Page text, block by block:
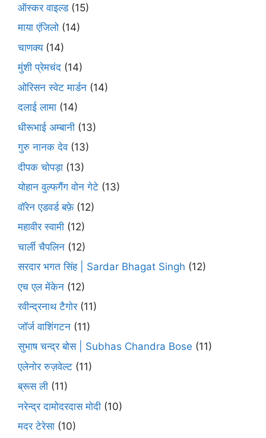
ऑस्कर वाइल्ड(15)
माया एंजिलो (14)
चाणक्य(14)
मुंशी प्रेमचंद (14)
ओरिसन स्‍वेट मार्डन (14)
दलाई लामा (14)
धीरूभाई अम्बानी (13)
गुरु नानक देव(13)
दीपक चोपड़ा (13)
योहान वुल्फगैंग वोन गेटे (13)
वॉरेन एडवर्ड बफ़े(12)
महावीर स्वामी (12)
चार्ली चैपलिन (12)
सरदार भगत सिंह | Sardar Bhagat Singh (12)
एच एल मेंकेन (12)
रवीन्द्रनाथ टैगोर(11)
जॉर्ज वाशिंगटन (11)
सुभाष चन्द्र बोस | Subhas Chandra Bose (11)
एलेनोर रुज़वेल्ट (11)
ब्रूस ली (11)
नरेन्द्र दामोदरदास मोदी (10)
मदर टेरेसा (10)